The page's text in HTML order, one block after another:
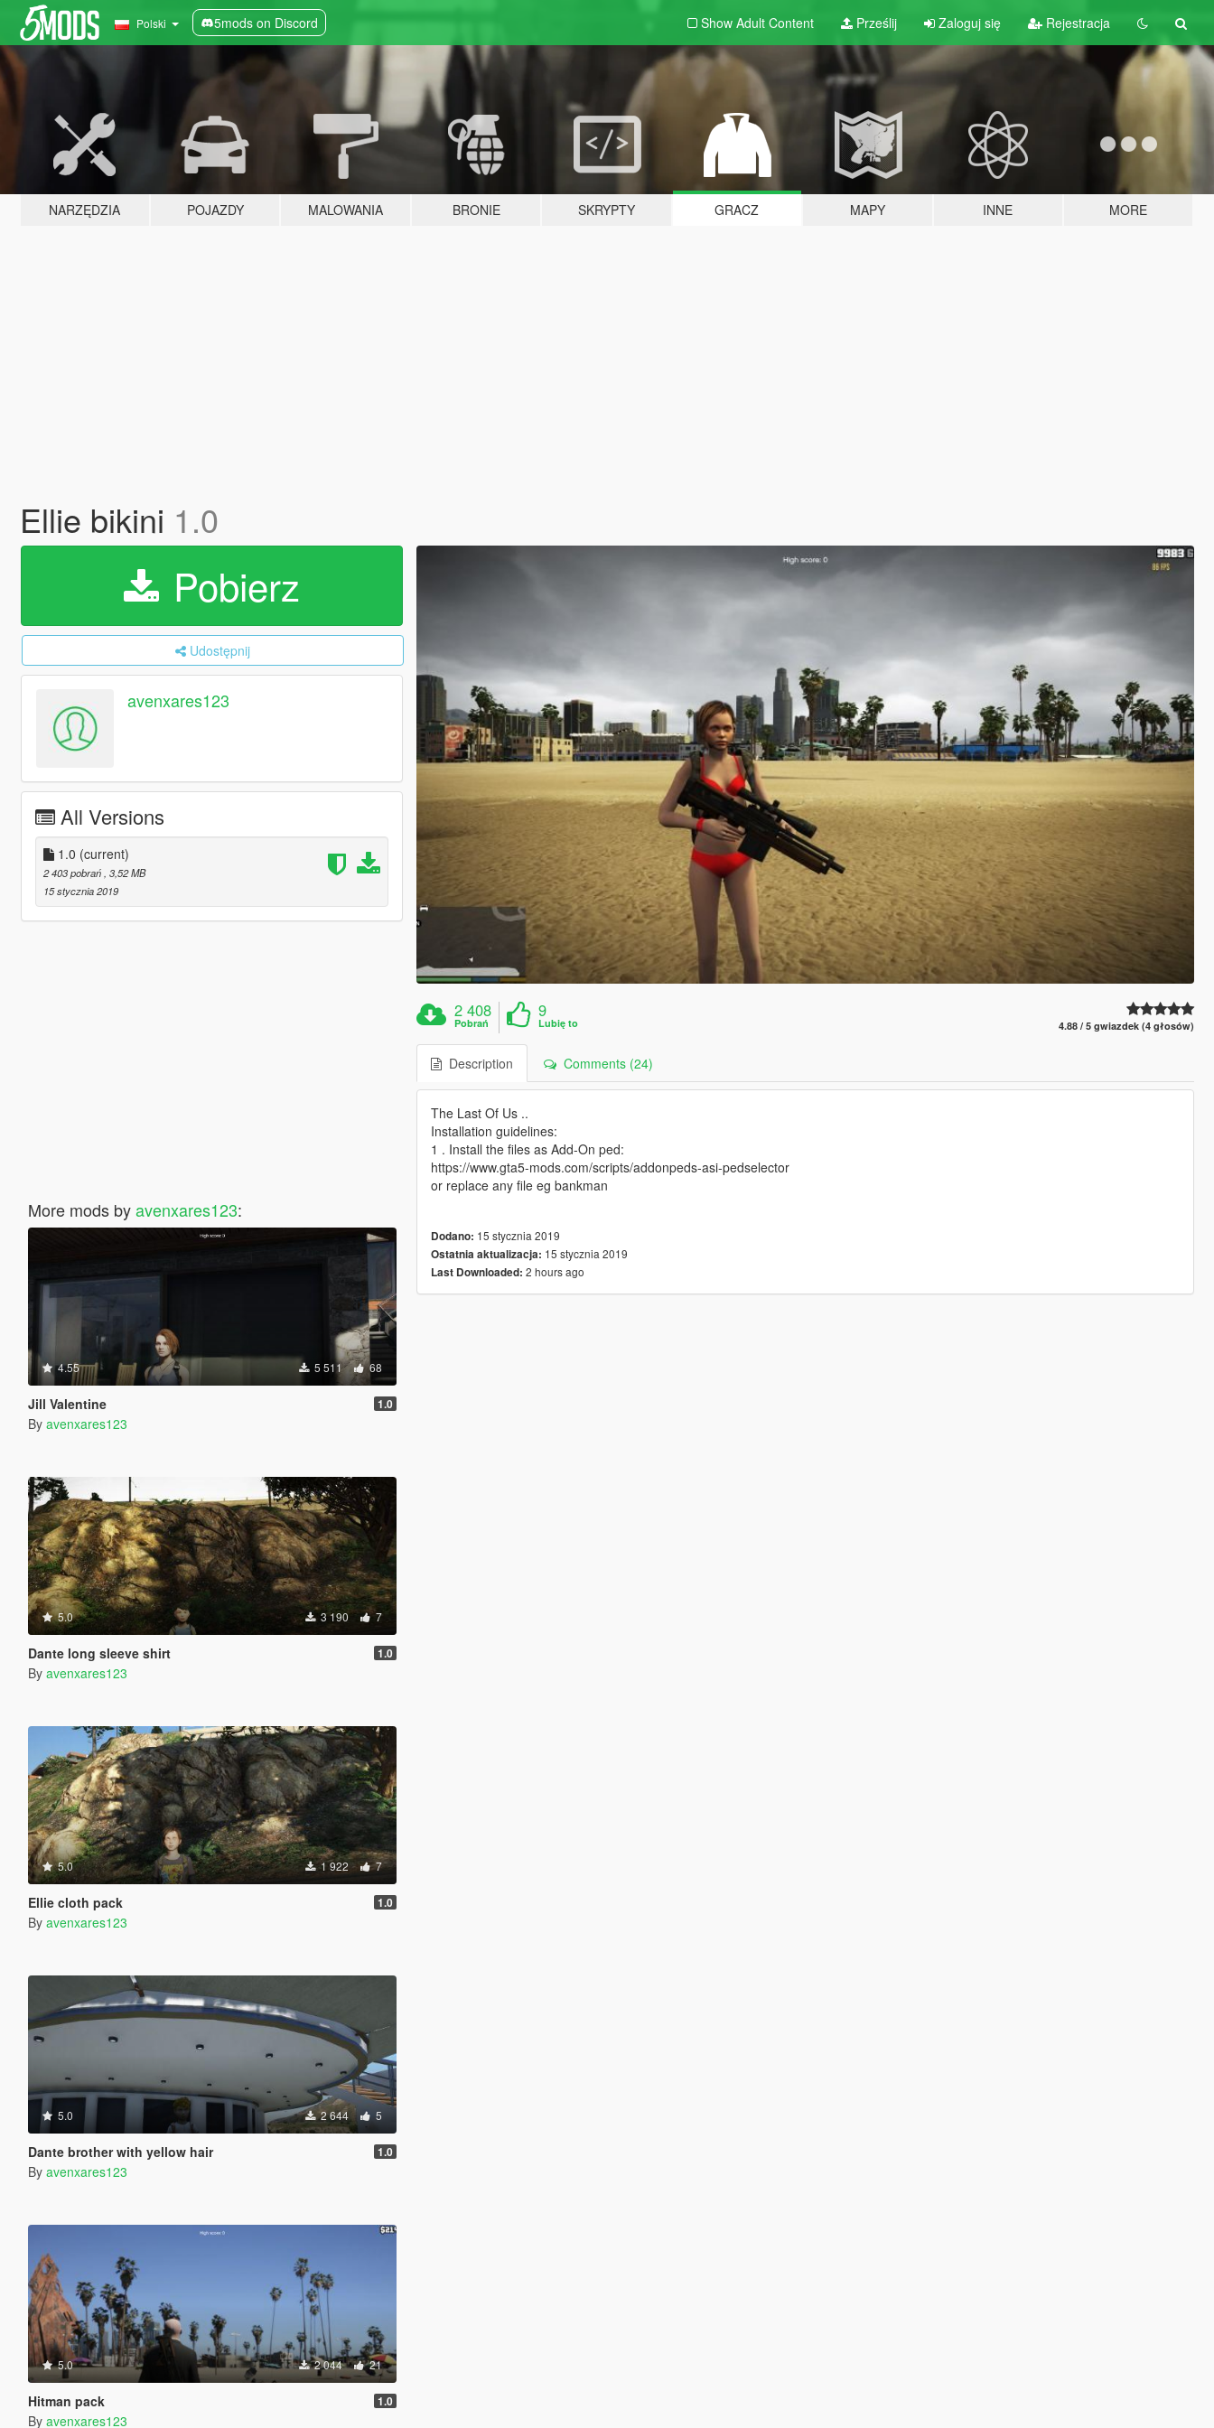
Polski 5mods on Discord Show Adult Content Prześlij Zaloguj się Rejestracja
NARZĘDZIA POJAZDY MALOWANIA BRONIE SKRYPTY GRACZ MAPY INNE MORE
Ellie bikini 1.0
Pobierz
Udostępnij
avenxares123
All Versions
1.0 (current)
2 403 pobrań , 3,52 MB
15 stycznia 2019
More mods byavenxares123:
4.55 5 511 68
Jill Valentine 1.0
By avenxares123
5.0 3 190 7
Dante long sleeve shirt 1.0
By avenxares123
5.0 1 922 7
Ellie cloth pack 1.0
By avenxares123
5.0 2 644 5
Dante brother with yellow hair 1.0
By avenxares123
5.0 2 044 21
Hitman pack 1.0
By avenxares123
2 408
Pobrań
9
Lubię to 4.88 / 5 gwiazdek (4 głosów)
Description Comments (24)
The Last Of Us ..
Installation guidelines:
1 . Install the files as Add-On ped:
https://www.gta5-mods.com/scripts/addonpeds-asi-pedselector
or replace any file eg bankman
Dodano: 15 stycznia 2019
Ostatnia aktualizacja: 15 stycznia 2019
Last Downloaded: 2 hours ago